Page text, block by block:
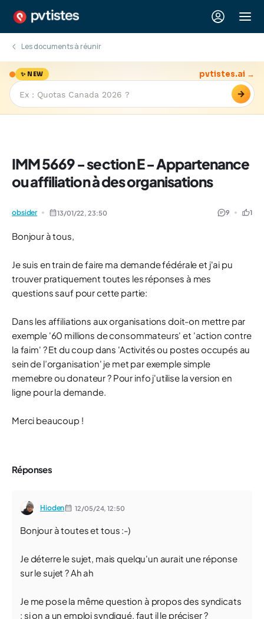
Les documents à réunir
✨ NEW
→
pvtistes.ai →
IMM 5669 - section E - Appartenance
ou affiliation à des organisations
obsider 13/01/22,23:50 9 1
Bonjour à tous,
Je suis en train de faire ma demande fédérale et j'ai pu
trouver pratiquement toutes les réponses à mes
questions sauf pour cette partie:
Dans les affiliations aux organisations doit-on mettre par
exemple '60 millions de consommateurs' et 'action contre
la faim' ? Et du coup dans 'Activités ou postes occupés au
sein de l’organisation' je met par exemple simple
memebre ou donateur ? Pour info j'utilise la version en
ligne pour la demande.
Merci beaucoup !
Réponses
Hioden 12/05/24,12:50
Bonjour à toutes et tous :-)
Je déterre le sujet, mais quelqu'un aurait une réponse
sur le sujet ? Ah ah
Je me pose la même question à propos des syndicats
: si on a un emploi syndiqué, faut il le préciser ?